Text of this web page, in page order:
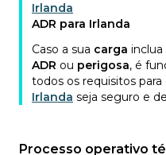
Irlanda
ADR para Irlanda
Caso a sua carga
ADR ou perigosa, é
todos os requisitos para
Irlanda seja seguro e
Processo operativo